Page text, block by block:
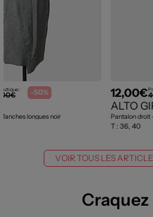
: -50%
longues noir
12,00€
ALTO
Pantalon droit
T : 36, 40
VOIR TOUS LES